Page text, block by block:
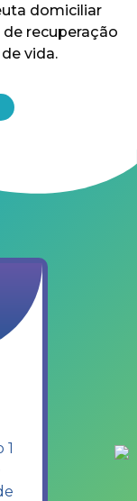
domiciliar
recuperação
vida.
1